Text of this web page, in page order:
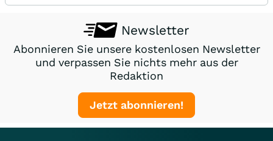
Newsletter
Abonnieren Sie unsere kostenlosen Newsletter
und verpassen Sie nichts mehr aus der
Redaktion
Jetzt abonnieren!